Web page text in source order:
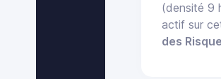
(densité 9
actif sur
des